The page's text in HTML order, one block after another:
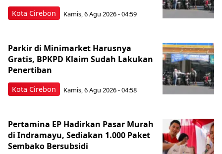
Kota Cirebon Kamis, 6 Agu 2026 - 04:59
Kota Cirebon
Parkir di Minimarket Harusnya
Gratis, BPKPD Klaim Sudah Lakukan
Penertiban
Kamis, 6 Agu 2026 - 04:58
Pertamina EP Hadirkan Pasar Murah
di Indramayu, Sediakan 1.000 Paket
Sembako Bersubsidi